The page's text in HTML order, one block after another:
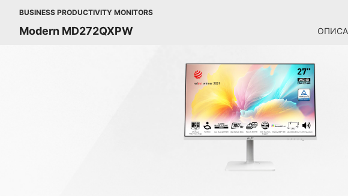
BUSINESS PRODUCTIVITY MONITORS
Modern MD272QXPW